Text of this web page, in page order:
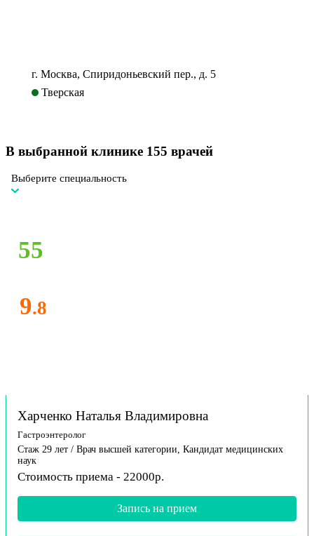
г. Москва, Спиридоньевский пер., д. 5
Тверская
В выбранной клинике 155 врачей
Выберите специальность
55
9.8
Харченко Наталья Владимировна
Гастроэнтеролог
Стаж 29 лет / Врач высшей категории, Кандидат медицинских
наук
Стоимость приема - 22000р.
Запись на прием